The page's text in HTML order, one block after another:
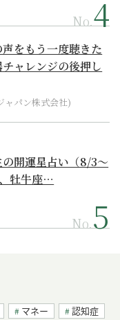
No.
声をもう一度聴きた
ャレンジの後押し
ャパン株式会社)
開運星占い（8/3～
牡牛座…
No.
マネー
認知症